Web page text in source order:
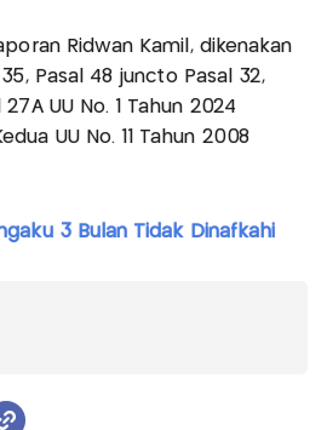
Ridwan Kamil, dikenakan
Pasal 48 juncto Pasal 32,
UU No. 1 Tahun 2024
UU No. 11 Tahun 2008
3 Bulan Tidak Dinafkahi